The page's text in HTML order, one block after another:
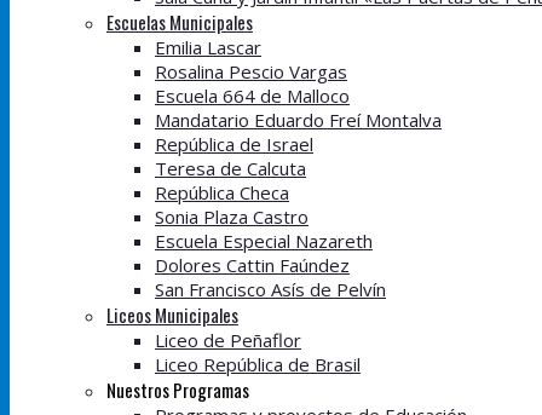
Escuelas Municipales
Emilia Lascar
Rosalina Pescio Vargas
Escuela 664 de Malloco
Mandatario Eduardo Freí Montalva
República de Israel
Teresa de Calcuta
República Checa
Sonia Plaza Castro
Escuela Especial Nazareth
Dolores Cattin Faúndez
San Francisco Asís de Pelvín
Liceos Municipales
Liceo de Peñaflor
Liceo República de Brasil
Nuestros Programas